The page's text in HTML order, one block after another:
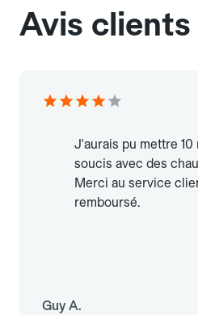
Avis clients
J'aurais pu mettre 10
soucis avec des
Merci au service
remboursé.
Guy A.